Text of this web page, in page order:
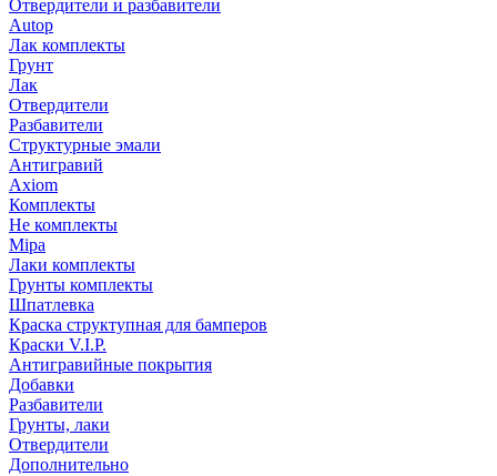
Отвердители и разбавители
Autop
Лак комплекты
Грунт
Лак
Отвердители
Разбавители
Структурные эмали
Антигравий
Axiom
Комплекты
Не комплекты
Mipa
Лаки комплекты
Грунты комплекты
Шпатлевка
Краска структупная для бамперов
Краски V.I.P.
Антигравийные покрытия
Добавки
Разбавители
Грунты, лаки
Отвердители
Дополнительно